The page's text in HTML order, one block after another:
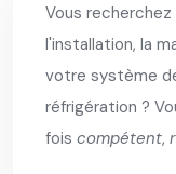
Vous recherchez
l'installation, la
votre système
réfrigération ?
fois compétent,